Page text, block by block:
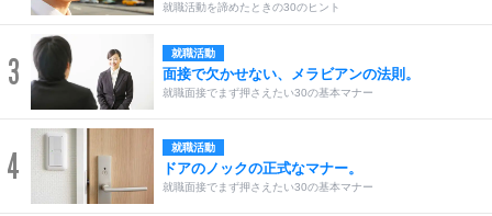
就職活動を諦めたときの30のヒント
3 就職活動
面接で欠かせない、メラビアンの法則。
就職面接でまず押さえたい30の基本マナー
4 就職活動
ドアのノックの正式なマナー。
就職面接でまず押さえたい30の基本マナー